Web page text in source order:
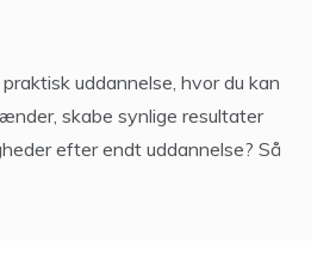
uddannelse, hvor du kan
skabe synlige resultater
efter endt uddannelse? Så